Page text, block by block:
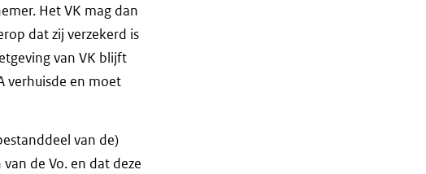
Het VK mag dan
dat zij verzekerd is
van VK blijft
verhuisde en moet
van de)
de Vo. en dat deze